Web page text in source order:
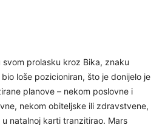
prolasku kroz Bika, znaku
loše pozicioniran, što je donijelo je
planove – nekom poslovne i
nekom obiteljske ili zdravstvene,
natalnoj karti tranzitirao. Mars